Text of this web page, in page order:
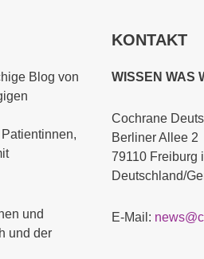
Blog von
und
und der
KONTAKT
WISSEN WAS
Cochrane
Berliner Allee 2
79110 Freiburg
Deutschland/
E-Mail: